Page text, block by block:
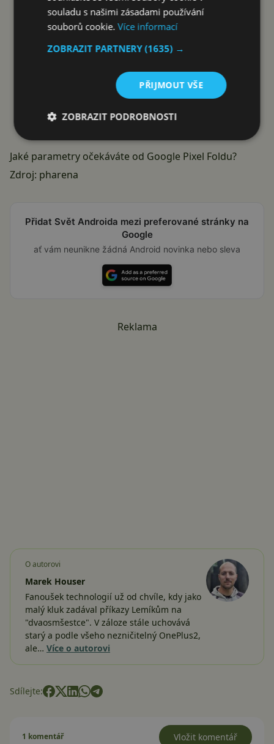
Jaké parametry očekáváte od Google Pixel Foldu?
Zdroj: pharena
Přidat Svět Androida mezi preferované stránky na
Google
ať vám neunikne žádná Android novinka nebo sleva
Reklama
O autorovi
Marek Houser
Fanoušek technologií už od chvíle, kdy jako
malý kluk zadával příkazy Lemíkům na
"dvaosmšestce". V záloze stále uchovává
starý a podle všeho nezničitelný OnePlus2,
ale… Více o autorovi
Sdílejte:
1 komentář Vložit komentář
souladu s našimi zásadami používání
souborů cookie.Více informací
ZOBRAZIT PARTNERY(1635) →
PŘIJMOUT VŠE
ZOBRAZIT PODROBNOSTI